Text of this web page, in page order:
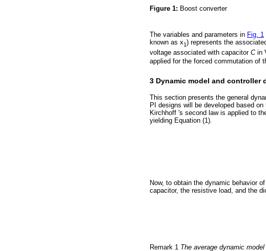
Figure 1: Boost converter
The variables and parameters in Fig. 1
known as x1) represents the
voltage associated with capacitor Cin
applied for the forced commutation of
3 Dynamic model and controller
This section presents the general
PI designs will be developed based
Kirchhoff 's second law is applied to
yielding Equation (1).
Now, to obtain the dynamic behavior
capacitor, the resistive load, and the
Remark 1 The average dynamic